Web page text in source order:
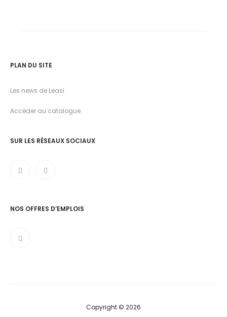
PLAN DU SITE
Les news de Leasi
Accéder au catalogue
SUR LES RÉSEAUX SOCIAUX
NOS OFFRES D’EMPLOIS
Copyright © 2026